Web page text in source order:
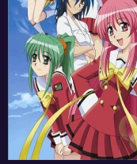
4605
1 4